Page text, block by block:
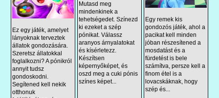
Ez egy játék, amelyet
lányoknak terveztek
állatok gondozására.
Szeretsz állatokkal
foglalkozni? A pónikról
annyit tudsz
gondoskodni.
Segítened kell nekik
otthonuk
Mutasd meg
mindenkinek a
tehetségedet. Színezd
ki ezeket a szép
pónikat. Válassz
aranyos árnyalatokat
és kísérletezz.
Készítsen
képernyőképet, és
oszd meg a cuki pónis
színes képet...
Egy remek kis
gondozós játék, ahol a
pacikat kell minden
jóban részesítened a
mosdatást és a
fürdetést is bele
számítva, persze kell a
finom étel is a
lovacskáknak, hogy
szép és...